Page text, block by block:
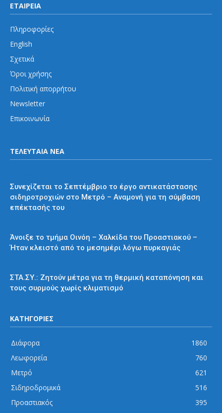
ΕΤΑΙΡΕΙΑ
Πληροφορίες
English
Σχετικά
Όροι χρήσης
Πολιτική απορρήτου
Newsletter
Επικοινωνία
ΤΕΛΕΥΤΑΙΑ ΝΕΑ
Συνεχίζεται το Σεπτέμβριο το έργο αντικατάστασης
σιδηροτροχιών στο Μετρό – Αναμονή για τη σύμβαση
επέκτασής του
Άνοιξε το τμήμα Οινόη – Χαλκίδα του Προαστιακού –
Ήταν κλειστό από το μεσημέρι λόγω πυρκαγιάς
ΣΤΑ.ΣΥ.: Ζητούν μέτρα για τη θερμική καταπόνηση και
τους συρμούς χωρίς κλιματισμό
ΚΑΤΗΓΟΡΙΕΣ
Διάφορα
1860
Λεωφορεία
760
Μετρό
621
Σιδηροδρομικά
516
Προαστιακός
395